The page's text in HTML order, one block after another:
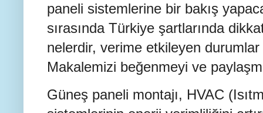
paneli sistemlerine bir bakış
sırasında Türkiye şartlarında
nelerdir, verime etkileyen
Makalemizi beğenmeyi ve
Güneş paneli montajı, HVAC